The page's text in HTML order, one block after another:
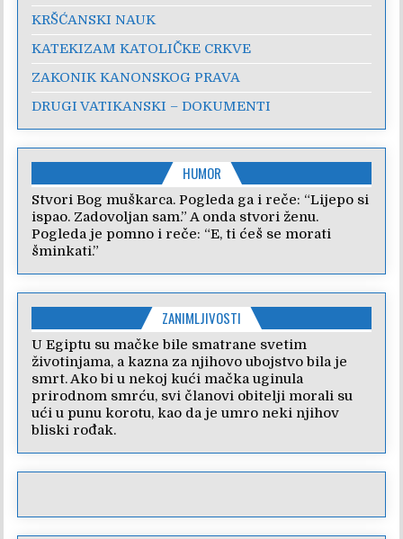
KRŠĆANSKI NAUK
KATEKIZAM KATOLIČKE CRKVE
ZAKONIK KANONSKOG PRAVA
DRUGI VATIKANSKI – DOKUMENTI
HUMOR
Stvori Bog muškarca. Pogleda ga i reče: “Lijepo si
ispao. Zadovoljan sam.” A onda stvori ženu.
Pogleda je pomno i reče: “E, ti ćeš se morati
šminkati.”
ZANIMLJIVOSTI
U Egiptu su mačke bile smatrane svetim
životinjama, a kazna za njihovo ubojstvo bila je
smrt. Ako bi u nekoj kući mačka uginula
prirodnom smrću, svi članovi obitelji morali su
ući u punu korotu, kao da je umro neki njihov
bliski rođak.